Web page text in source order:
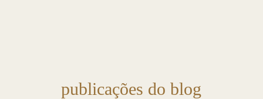
publicações do blog